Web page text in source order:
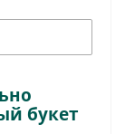
букет